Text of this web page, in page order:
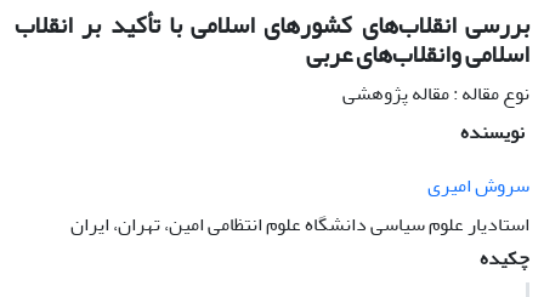
بررسی انقلاب‌های کشورهای اسلامی با تأکید بر انقلاب
اسلامی وانقلاب‌های عربی
نوع مقاله : مقاله پژوهشی
نویسنده
سروش امیری
استادیار علوم سیاسی دانشگاه علوم انتظامی امین، تهران، ایران
چکیده